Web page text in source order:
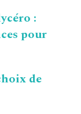
:
pour
de